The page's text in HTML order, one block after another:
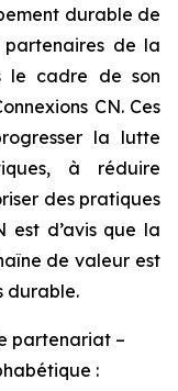
durable de
partenaires de la
le cadre de son
CN. Ces
la lutte
à réduire
des pratiques
est d’avis que la
de valeur est
durable.
partenariat –
: